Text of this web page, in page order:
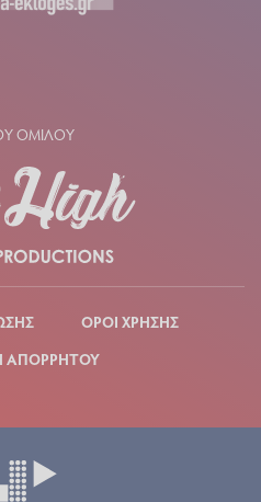
ΟΜΙΛΟΥ
ΟΡΟΙ ΧΡΗΣΗΣ
ΑΠΟΡΡΗΤΟΥ